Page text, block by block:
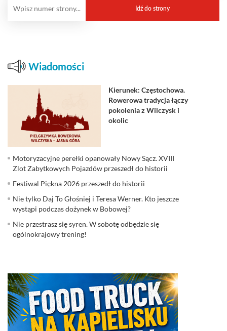
Wiadomości
Kierunek: Częstochowa.
Rowerowa tradycja łączy
pokolenia z Wilczysk i
okolic
Motoryzacyjne perełki opanowały Nowy Sącz. XVIII
Zlot Zabytkowych Pojazdów przeszedł do historii
Festiwal Piękna 2026 przeszedł do historii
Nie tylko Daj To Głośniej i Teresa Werner. Kto jeszcze
wystąpi podczas dożynek w Bobowej?
Nie przestrasz się syren. W sobotę odbędzie się
ogólnokrajowy trening!